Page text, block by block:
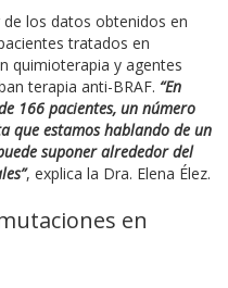
los datos obtenidos en
tratados en
quimioterapia y agentes
terapia anti-BRAF. “En
166 pacientes, un número
que estamos hablando de un
suponer alrededor del
, explica la Dra. Elena Élez.
en